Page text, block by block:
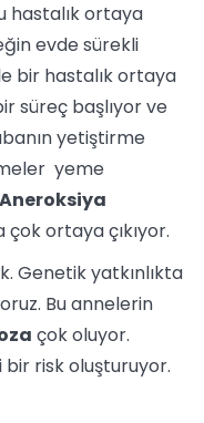
hastalık ortaya
evde sürekli
bir hastalık ortaya
süreç başlıyor ve
yetiştirme
yeme
Aneroksiya
ortaya çıkıyor.
Genetik yatkınlıkta
Bu annelerin
çok oluyor.
risk oluşturuyor.